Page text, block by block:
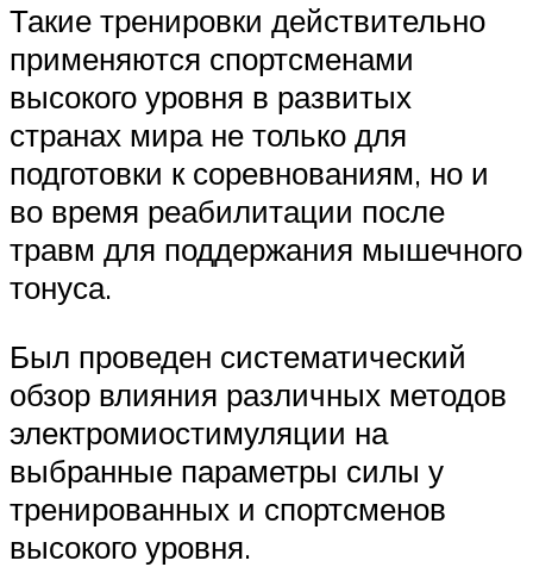
Такие тренировки действительно
применяются спортсменами
высокого уровня в развитых
странах мира не только для
подготовки к соревнованиям, но и
во время реабилитации после
травм для поддержания мышечного
тонуса.
Был проведен систематический
обзор влияния различных методов
электромиостимуляции на
выбранные параметры силы у
тренированных и спортсменов
высокого уровня.